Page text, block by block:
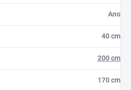
Ano
40 cm
200 cm
170 cm